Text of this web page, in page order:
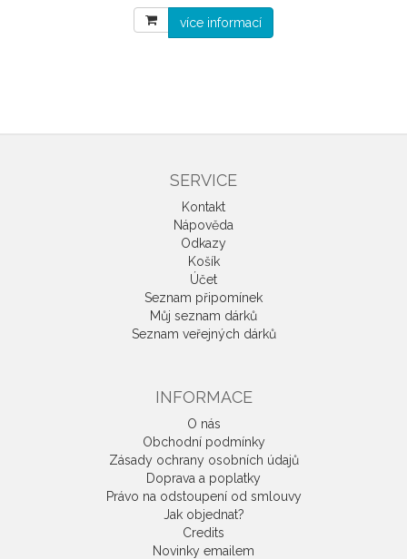
více informací
SERVICE
Kontakt
Nápověda
Odkazy
Košík
Účet
Seznam připomínek
Můj seznam dárků
Seznam veřejných dárků
INFORMACE
O nás
Obchodní podmínky
Zásady ochrany osobních údajů
Doprava a poplatky
Právo na odstoupení od smlouvy
Jak objednat?
Credits
Novinky emailem